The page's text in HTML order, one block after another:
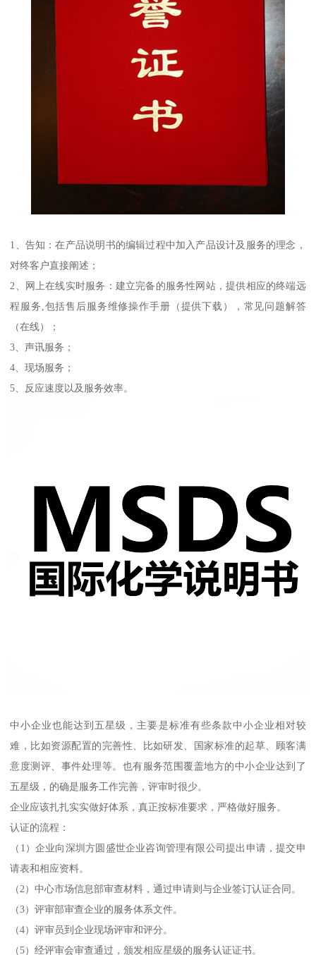
1、告知：在产品说明书的编辑过程中加入产品设计及服务的理念，
对终客户直接阐述；
2、网上在线实时服务：建立完备的服务性网站，提供相应的终端远
程服务,包括售后服务维修操作手册（提供下载），常见问题解答
（在线）；
3、声讯服务；
4、现场服务；
5、反应速度以及服务效率。
中小企业也能达到五星级，主要是标准有些条款中小企业相对较
难，比如资源配置的完善性、比如研发、国家标准的起草、顾客满
意度测评、事件处理等。也有服务范围覆盖地方的中小企业达到了
五星级，的确是服务工作完善，评审时很少。
企业应该扎扎实实做好体系，真正按标准要求，严格做好服务。
认证的流程：
（1）企业向深圳方圆盛世企业咨询管理有限公司提出申请，提交申
请表和相应资料。
（2）中心市场信息部审查材料，通过申请则与企业签订认证合同。
（3）评审部审查企业的服务体系文件。
（4）评审员到企业现场评审和评分。
（5）经评审会审查通过，颁发相应星级的服务认证证书。